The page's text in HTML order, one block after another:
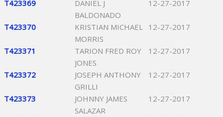
T423369
DANIEL J
BALDONADO
12-27-2017
T423370
KRISTIAN MICHAEL
MORRIS
12-27-2017
T423371
TARION FRED ROY
JONES
12-27-2017
T423372
JOSEPH ANTHONY
GRILLI
12-27-2017
T423373
JOHNNY JAMES
SALAZAR
12-27-2017